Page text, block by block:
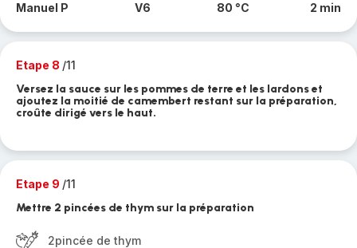
Manuel P V6 80 °C 2 min
Etape 8 /11
Versez la sauce sur les pommes de terre et les lardons et
ajoutez la moitié de camembert restant sur la préparation,
croûte dirigé vers le haut.
Etape 9 /11
Mettre 2 pincées de thym sur la préparation
2pincée de thym